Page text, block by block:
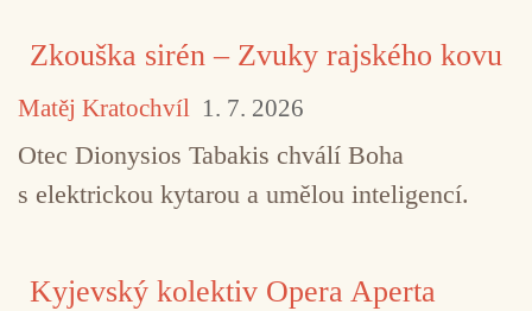
Zkouška sirén – Zvuky rajského kovu
Matěj Kratochvíl 1. 7. 2026
Otec Dionysios Tabakis chválí Boha
s elektrickou kytarou a umělou inteligencí.
Kyjevský kolektiv Opera Aperta